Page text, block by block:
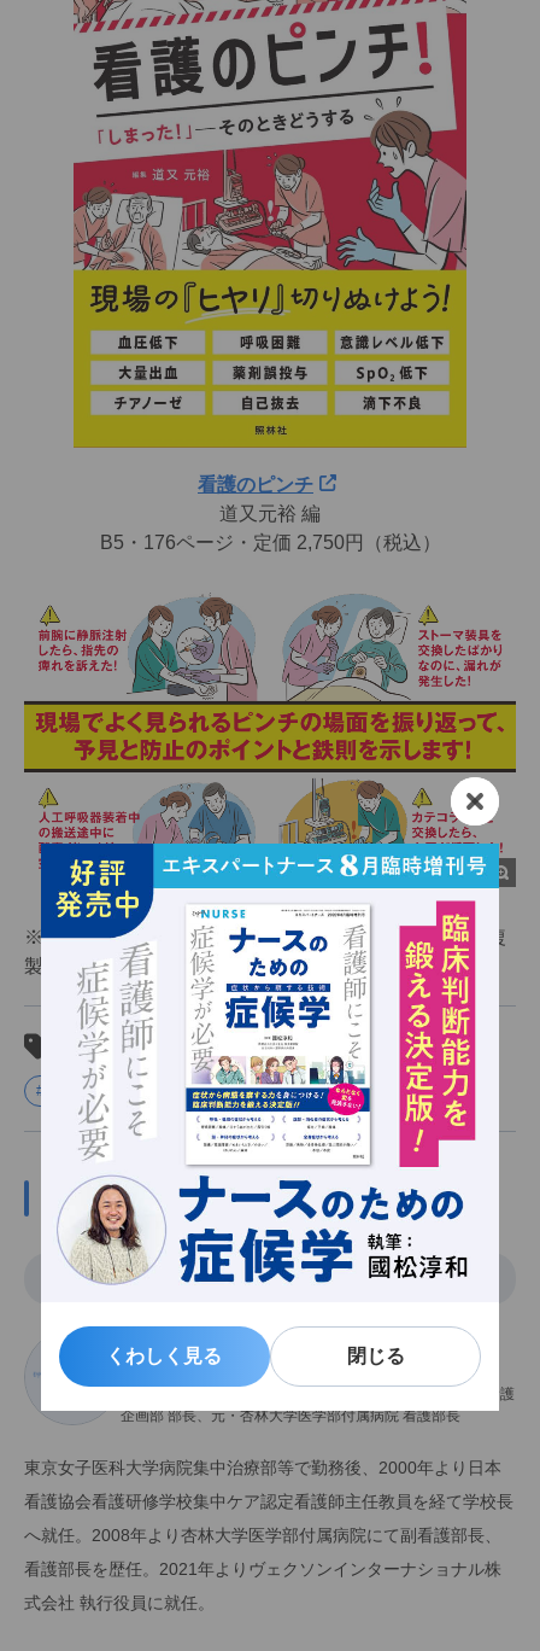
くわしく見る 閉じる
くわしく見る 閉じる
看護のピンチ
道又元裕 編
B5・176ページ・定価 2,750円（税込）
※当サイト内の文章・画像等の内容の無断転載および複
製等の行為を禁じます。
関連タグ
#看護技術
この記事の関係者
編集
道又元裕
ヴェクソンインターナショナル株式会社 上席執行役員／看護
企画部 部長、元・杏林大学医学部付属病院 看護部長
東京女子医科大学病院集中治療部等で勤務後、2000年より日本
看護協会看護研修学校集中ケア認定看護師主任教員を経て学校長
へ就任。2008年より杏林大学医学部付属病院にて副看護部長、
看護部長を歴任。2021年よりヴェクソンインターナショナル株
式会社 執行役員に就任。